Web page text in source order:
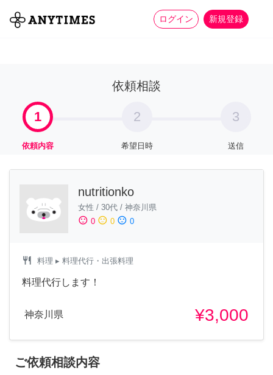
ログイン 新規登録
全て 家事 more_horiz
依頼相談
1
依頼内容
2
希望日時
3
送信
nutritionko
女性 / 30代 / 神奈川県
sentiment_satisfied 0 sentiment_neutral 0 sentiment_dissatisfied 0
restaurant 料理 ▸ 料理代行・出張料理
料理代行します！
神奈川県 ¥3,000
ご依頼相談内容